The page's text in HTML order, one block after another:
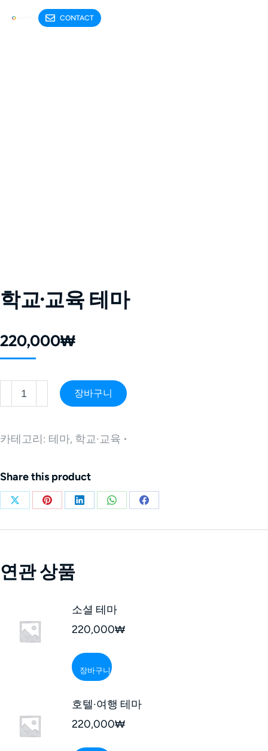
CONTACT
학교·교육 테마
220,000₩
장바구니
카테고리: 테마, 학교·교육
Share this product
연관 상품
소셜 테마
220,000₩
장바구니
호텔·여행 테마
220,000₩